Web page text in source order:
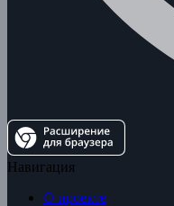
Навигация
О проекте